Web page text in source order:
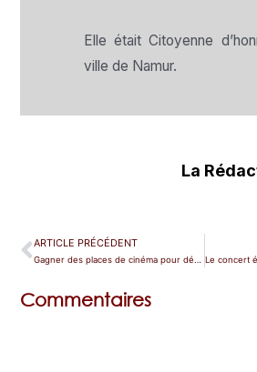
Elle était Citoyenne
ville de Namur.
La
ARTICLE PRÉCÉDENT
Gagner des places de cinéma pour découvrir le film « Gloria »
Commentaires